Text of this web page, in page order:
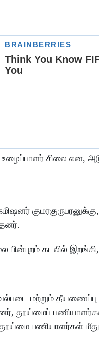
உழைப்பாளர் சிலை என,
பின்புறம் கடலில்
மற்றும்
தூய்மைப்
பணியாளர்கள்